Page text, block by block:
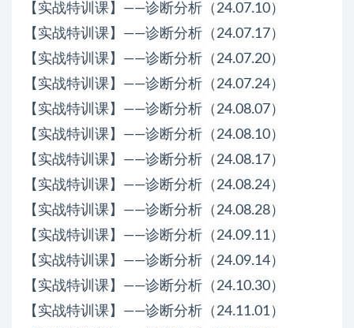
【实战特训课】——诊断分析（24.07.10）
【实战特训课】——诊断分析（24.07.17）
【实战特训课】——诊断分析（24.07.20）
【实战特训课】——诊断分析（24.07.24）
【实战特训课】——诊断分析（24.08.07）
【实战特训课】——诊断分析（24.08.10）
【实战特训课】——诊断分析（24.08.17）
【实战特训课】——诊断分析（24.08.24）
【实战特训课】——诊断分析（24.08.28）
【实战特训课】——诊断分析（24.09.11）
【实战特训课】——诊断分析（24.09.14）
【实战特训课】——诊断分析（24.10.30）
【实战特训课】——诊断分析（24.11.01）